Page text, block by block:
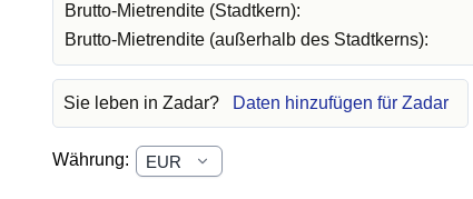
Brutto-Mietrendite (Stadtkern):
Brutto-Mietrendite (außerhalb des Stadtkerns):
Sie leben in Zadar? Daten hinzufügen für Zadar
Währung: